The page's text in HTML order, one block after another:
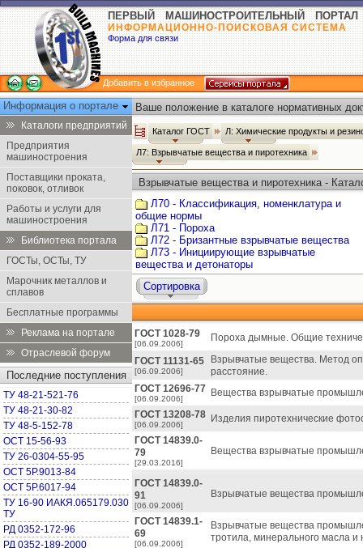
ПЕРВЫЙ МАШИНОСТРОИТЕЛЬНЫЙ ПОРТАЛ
ИНФОРМАЦИОННО-ПОИСКОВАЯ СИСТЕМА
Форма для связи
Добавить в избранное
Информация о портале
Каталоги предприятий
Предприятия
машиностроения
Поставщики проката,
поковок, отливок
Работы и услуги для
машиностроения
Библиотека портала
ГОСТы, ОСТы, ТУ
Марочник металлов и
сплавов
Бесплатные программы
Реклама на портале
Отраслевой форум
Последние поступления
ТУ 48-21-521-76
ТУ 48-21-30-82
ТУ 48-5-152-78
ОСТ 15-56-93
ТУ 26-0304-55-95
ОСТ 5Р.9013-84
ОСТ 5Р.6017-94
ТУ 16-90 ИАКЯ.065179.030
ТУ
РД 0352-172-96
РД 0352-189-2000
Ваше положение в каталоге нормативных
Каталог ГОСТ Л: Химические продукты и
Л7: Взрывчатые вещества и пиротехника
Взрывчатые вещества и пиротехника -
Л70 - Классификация, номенклатура и
общие нормы
Л71 - Пороха
Л72 - Бризантные взрывчатые вещества
Л73 - Инициирующие взрывчатые
вещества и детонаторы
Сортировка
ГОСТ 1028-79
[06.09.2006]
Пороха дымные. Общие
ГОСТ 11131-65
[06.09.2006]
Взрывчатые вещества. Метод
расстояние.
ГОСТ 12696-77
[06.09.2006]
Вещества взрывчатые
ГОСТ 13208-78
[06.09.2006]
Изделия пиротехнические
ГОСТ 14839.0-
79
[29.03.2016]
Вещества взрывчатые
ГОСТ 14839.0-
91
[06.09.2006]
Взрывчатые вещества
ГОСТ 14839.1-
69
[06.09.2006]
Взрывчатые вещества
тротила, минерального масла и